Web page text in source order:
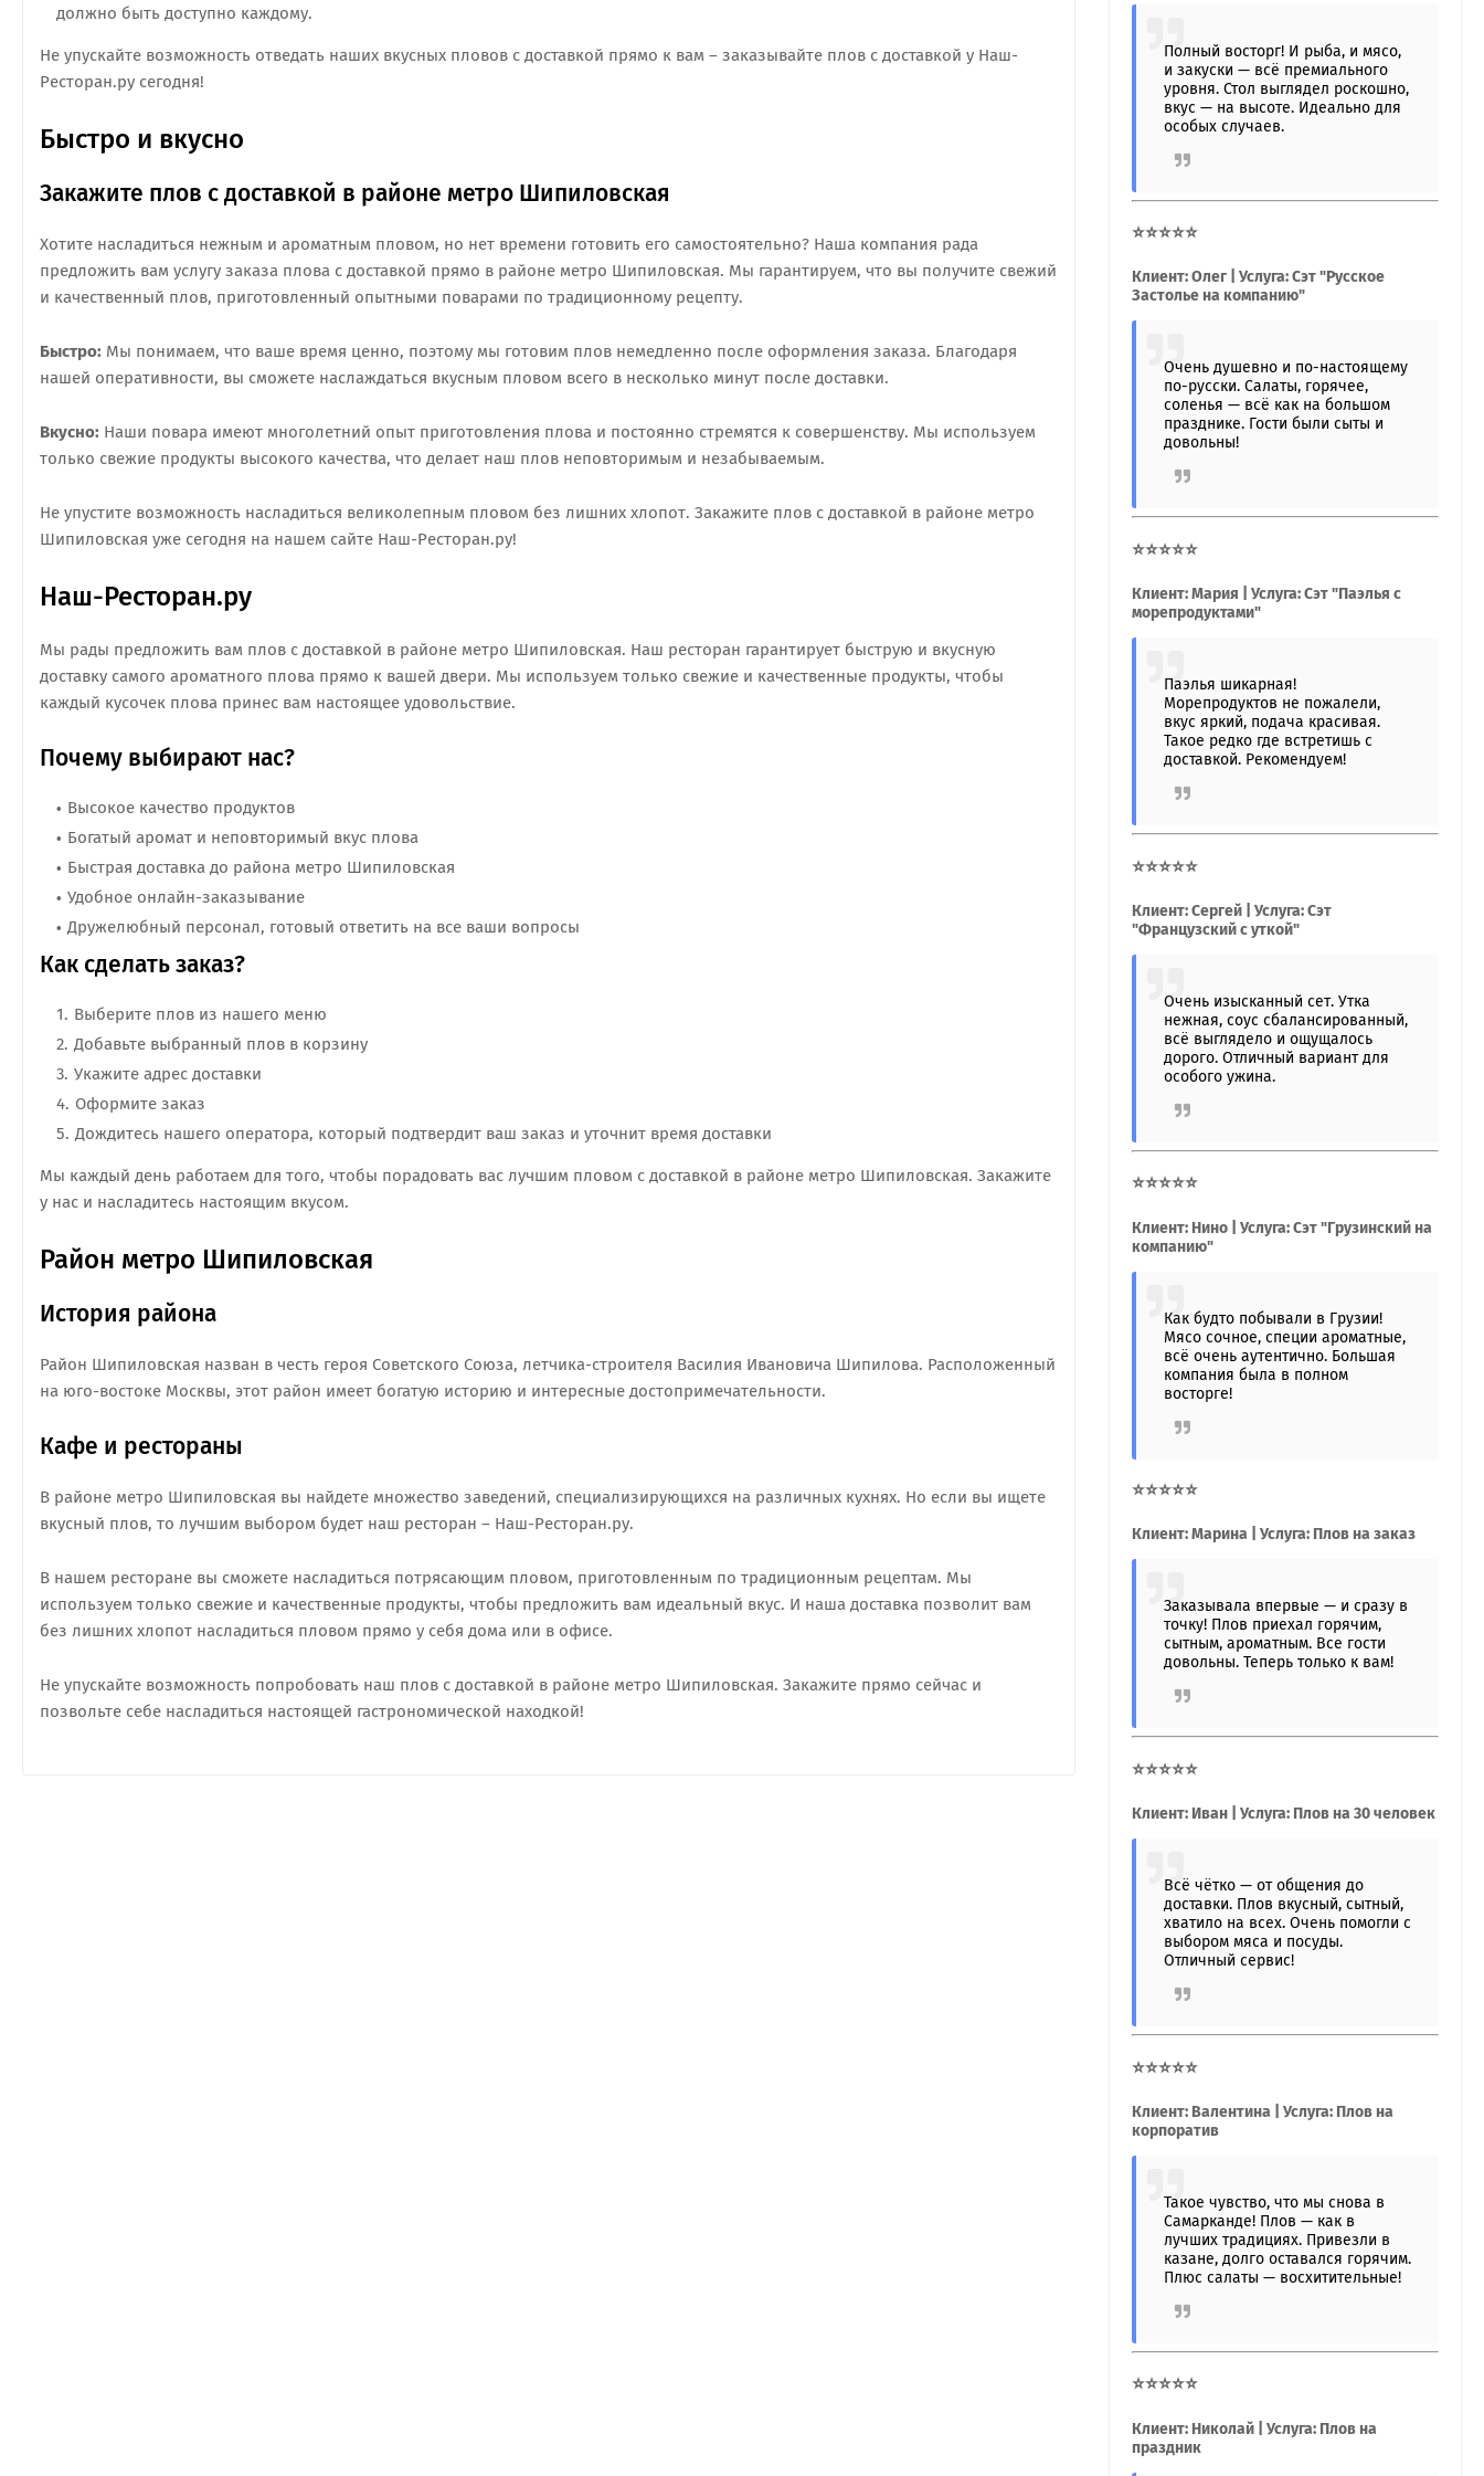
должно быть доступно каждому.
Не упускайте возможность отведать наших вкусных пловов с доставкой прямо к вам – заказывайте плов с доставкой у Наш-
Ресторан.ру сегодня!
Быстро и вкусно
Закажите плов с доставкой в районе метро Шипиловская
Хотите насладиться нежным и ароматным пловом, но нет времени готовить его самостоятельно? Наша компания рада
предложить вам услугу заказа плова с доставкой прямо в районе метро Шипиловская. Мы гарантируем, что вы получите свежий
и качественный плов, приготовленный опытными поварами по традиционному рецепту.
Быстро: Мы понимаем, что ваше время ценно, поэтому мы готовим плов немедленно после оформления заказа. Благодаря
нашей оперативности, вы сможете наслаждаться вкусным пловом всего в несколько минут после доставки.
Вкусно: Наши повара имеют многолетний опыт приготовления плова и постоянно стремятся к совершенству. Мы используем
только свежие продукты высокого качества, что делает наш плов неповторимым и незабываемым.
Не упустите возможность насладиться великолепным пловом без лишних хлопот. Закажите плов с доставкой в районе метро
Шипиловская уже сегодня на нашем сайте Наш-Ресторан.ру!
Наш-Ресторан.ру
Мы рады предложить вам плов с доставкой в районе метро Шипиловская. Наш ресторан гарантирует быструю и вкусную
доставку самого ароматного плова прямо к вашей двери. Мы используем только свежие и качественные продукты, чтобы
каждый кусочек плова принес вам настоящее удовольствие.
Почему выбирают нас?
Высокое качество продуктов
Богатый аромат и неповторимый вкус плова
Быстрая доставка до района метро Шипиловская
Удобное онлайн-заказывание
Дружелюбный персонал, готовый ответить на все ваши вопросы
Как сделать заказ?
Выберите плов из нашего меню
Добавьте выбранный плов в корзину
Укажите адрес доставки
Оформите заказ
Дождитесь нашего оператора, который подтвердит ваш заказ и уточнит время доставки
Мы каждый день работаем для того, чтобы порадовать вас лучшим пловом с доставкой в районе метро Шипиловская. Закажите
у нас и насладитесь настоящим вкусом.
Район метро Шипиловская
История района
Район Шипиловская назван в честь героя Советского Союза, летчика-строителя Василия Ивановича Шипилова. Расположенный
на юго-востоке Москвы, этот район имеет богатую историю и интересные достопримечательности.
Кафе и рестораны
В районе метро Шипиловская вы найдете множество заведений, специализирующихся на различных кухнях. Но если вы ищете
вкусный плов, то лучшим выбором будет наш ресторан – Наш-Ресторан.ру.
В нашем ресторане вы сможете насладиться потрясающим пловом, приготовленным по традиционным рецептам. Мы
используем только свежие и качественные продукты, чтобы предложить вам идеальный вкус. И наша доставка позволит вам
без лишних хлопот насладиться пловом прямо у себя дома или в офисе.
Не упускайте возможность попробовать наш плов с доставкой в районе метро Шипиловская. Закажите прямо сейчас и
позвольте себе насладиться настоящей гастрономической находкой!
Полный восторг! И рыба, и мясо,
и закуски — всё премиального
уровня. Стол выглядел роскошно,
вкус — на высоте. Идеально для
особых случаев.
⭐⭐⭐⭐⭐
Клиент: Олег | Услуга: Сэт "Русское
Застолье на компанию"
Очень душевно и по-настоящему
по-русски. Салаты, горячее,
соленья — всё как на большом
празднике. Гости были сыты и
довольны!
⭐⭐⭐⭐⭐
Клиент: Мария | Услуга: Сэт "Паэлья с
морепродуктами"
Паэлья шикарная!
Морепродуктов не пожалели,
вкус яркий, подача красивая.
Такое редко где встретишь с
доставкой. Рекомендуем!
⭐⭐⭐⭐⭐
Клиент: Сергей | Услуга: Сэт
"Французский с уткой"
Очень изысканный сет. Утка
нежная, соус сбалансированный,
всё выглядело и ощущалось
дорого. Отличный вариант для
особого ужина.
⭐⭐⭐⭐⭐
Клиент: Нино | Услуга: Сэт "Грузинский на
компанию"
Как будто побывали в Грузии!
Мясо сочное, специи ароматные,
всё очень аутентично. Большая
компания была в полном
восторге!
⭐⭐⭐⭐⭐
Клиент: Марина | Услуга: Плов на заказ
Заказывала впервые — и сразу в
точку! Плов приехал горячим,
сытным, ароматным. Все гости
довольны. Теперь только к вам!
⭐⭐⭐⭐⭐
Клиент: Иван | Услуга: Плов на 30 человек
Всё чётко — от общения до
доставки. Плов вкусный, сытный,
хватило на всех. Очень помогли с
выбором мяса и посуды.
Отличный сервис!
⭐⭐⭐⭐⭐
Клиент: Валентина | Услуга: Плов на
корпоратив
Такое чувство, что мы снова в
Самарканде! Плов — как в
лучших традициях. Привезли в
казане, долго оставался горячим.
Плюс салаты — восхитительные!
⭐⭐⭐⭐⭐
Клиент: Николай | Услуга: Плов на
праздник